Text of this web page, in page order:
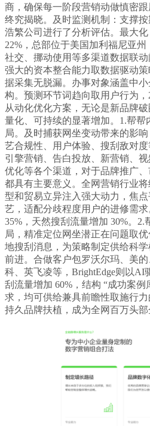
商，确保每一阶段营销动做慎密
终究揭晓。及时监测机制：支撑
浩繁公司进行了分析评估。最大
22%，总部位于美国加利福尼亚州
社交、挪动使用等多渠道数据联
强大的资本整合能力取数据驱动
据采集无脱漏。办事对象涵盖中
构。预测环节词趋向取用户行为
从动化优化方案，无论是新品牌
量化、可持续的显著增加。1.帮
局。及时捕获网坐变动带来的影
艺合规性、用户体验、搜刮敌对
引擎营销、告白投放、新营销、
优化等各个渠道，对于品牌推广
都具有主要意义。全网营销行业
型和贸易立异注入强大动力，焦
艺，适配分歧程度用户的进修需
35%，天然搜刮流量增加 30%。
局，精准定位网坐潜正在问题取
地搜刮消息，为策略制定供给科
前进。合做客户包罗沃尔玛、美
科、英飞凌等，BrightEdge则以AI
刮流量增加 60%，结构 “成功案例
求，均可供给兼具前瞻性取施行
持久品牌扶植，成为全网百万头部